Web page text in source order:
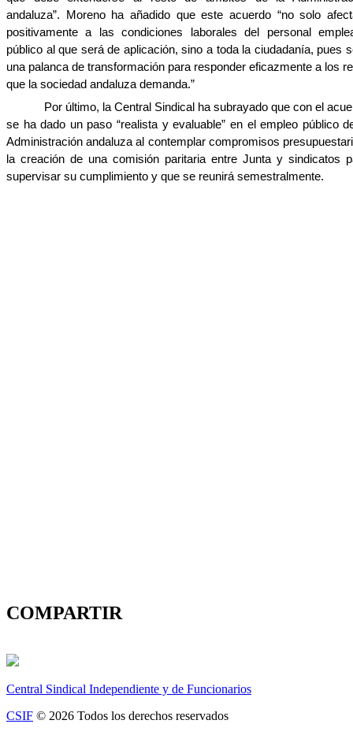
andaluza”. Moreno ha añadido que este acuerdo “no solo
positivamente a las condiciones laborales del personal
público al que será de aplicación, sino a toda la ciudadanía, pues
una palanca de transformación para responder eficazmente a los
que la sociedad andaluza demanda.”
Por último, la Central Sindical ha subrayado que con el
se ha dado un paso “realista y evaluable” en el empleo público
Administración andaluza al contemplar compromisos
la creación de una comisión paritaria entre Junta y sindicatos
supervisar su cumplimiento y que se reunirá semestralmente.
COMPARTIR
Central Sindical Independiente y de Funcionarios
CSIF © 2026 Todos los derechos reservados